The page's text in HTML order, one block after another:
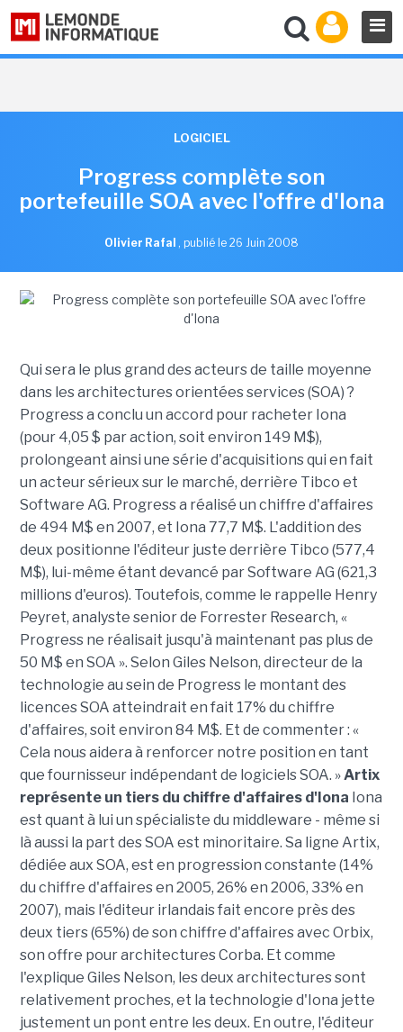
LOGICIEL
Progress complète son
portefeuille SOA avec l'offre d'Iona
Olivier Rafal , publié le 26 Juin 2008
Qui sera le plus grand des acteurs de taille moyenne
dans les architectures orientées services (SOA) ?
Progress a conclu un accord pour racheter Iona
(pour 4,05 $ par action, soit environ 149 M$),
prolongeant ainsi une série d'acquisitions qui en fait
un acteur sérieux sur le marché, derrière Tibco et
Software AG. Progress a réalisé un chiffre d'affaires
de 494 M$ en 2007, et Iona 77,7 M$. L'addition des
deux positionne l'éditeur juste derrière Tibco (577,4
M$), lui-même étant devancé par Software AG (621,3
millions d'euros). Toutefois, comme le rappelle Henry
Peyret, analyste senior de Forrester Research, «
Progress ne réalisait jusqu'à maintenant pas plus de
50 M$ en SOA ». Selon Giles Nelson, directeur de la
technologie au sein de Progress le montant des
licences SOA atteindrait en fait 17% du chiffre
d'affaires, soit environ 84 M$. Et de commenter : «
Cela nous aidera à renforcer notre position en tant
que fournisseur indépendant de logiciels SOA. »Artix
représente un tiers du chiffre d'affaires d'Iona Iona
est quant à lui un spécialiste du middleware - même si
là aussi la part des SOA est minoritaire. Sa ligne Artix,
dédiée aux SOA, est en progression constante (14%
du chiffre d'affaires en 2005, 26% en 2006, 33% en
2007), mais l'éditeur irlandais fait encore près des
deux tiers (65%) de son chiffre d'affaires avec Orbix,
son offre pour architectures Corba. Et comme
l'explique Giles Nelson, les deux architectures sont
relativement proches, et la technologie d'Iona jette
justement un pont entre les deux. En outre, l'éditeur